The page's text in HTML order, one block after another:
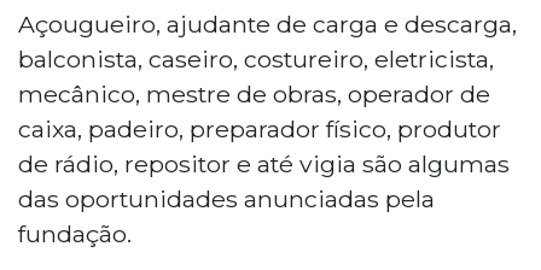
Açougueiro, ajudante de carga e descarga,
balconista, caseiro, costureiro, eletricista,
mecânico, mestre de obras, operador de
caixa, padeiro, preparador físico, produtor
de rádio, repositor e até vigia são algumas
das oportunidades anunciadas pela
fundação.